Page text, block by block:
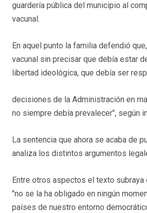
guardería pública del municipio al
vacunal.
En aquel punto la familia defendió
vacunal sin precisar que debía estar
libertad ideológica, que debía ser
decisiones de la Administración en
no siempre debía prevalecer", según
La sentencia que ahora se acaba de
analiza los distintos argumentos
Entre otros aspectos el texto
"no se la ha obligado en ningún
países de nuestro entorno